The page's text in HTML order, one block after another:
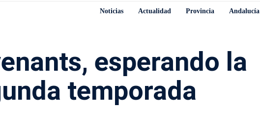
Noticias Actualidad Provincia Andalucía
esperando la
temporada